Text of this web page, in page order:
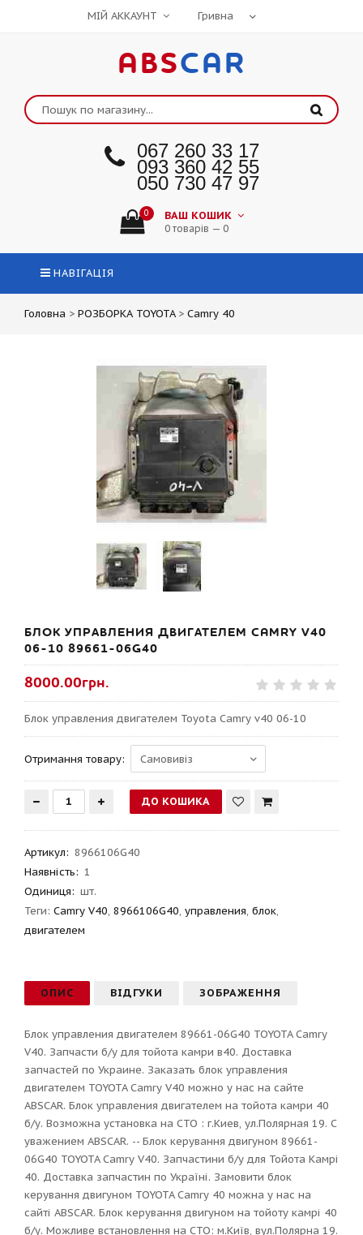
МІЙ АККАУНТ
ABSCAR
067 260 33 17
093 360 42 55
050 730 47 97
0 ВАШ КОШИК
0 товарів — 0
НАВІГАЦІЯ
Головна > РОЗБОРКА TOYOTA > Camry 40
БЛОК УПРАВЛЕНИЯ ДВИГАТЕЛЕМ CAMRY V40
06-10 89661-06G40
8000.00грн.
Блок управления двигателем Toyota Camry v40 06-10
Отримання товару:
Артикул: 8966106G40
Наявність: 1
Одиниця: шт.
Теги: Camry V40, 8966106G40, управления, блок,
двигателем
ОПИС ВІДГУКИ ЗОБРАЖЕННЯ
Блок управления двигателем 89661-06G40 TOYOTA Camry
V40. Запчасти б/у для тойота камри в40. Доставка
запчастей по Украине. Заказать блок управления
двигателем TOYOTA Camry V40 можно у нас на сайте
ABSCAR. Блок управления двигателем на тойота камри 40
б/у. Возможна установка на СТО : г.Киев, ул.Полярная 19. С
уважением ABSCAR. -- Блок керування двигуном 89661-
06G40 TOYOTA Camry V40. Запчастини б/у для Тойота Камрі
40. Доставка запчастин по Україні. Замовити блок
керування двигуном TOYOTA Camry 40 можна у нас на
сайті ABSCAR. Блок керування двигуном на тойоту камрі 40
б/у. Можливе встановлення на СТО: м.Київ, вул.Полярна 19.